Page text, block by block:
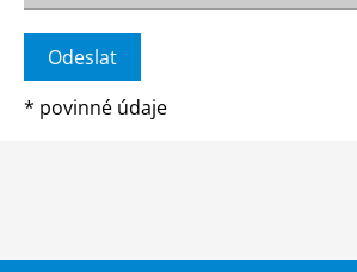
* povinné údaje